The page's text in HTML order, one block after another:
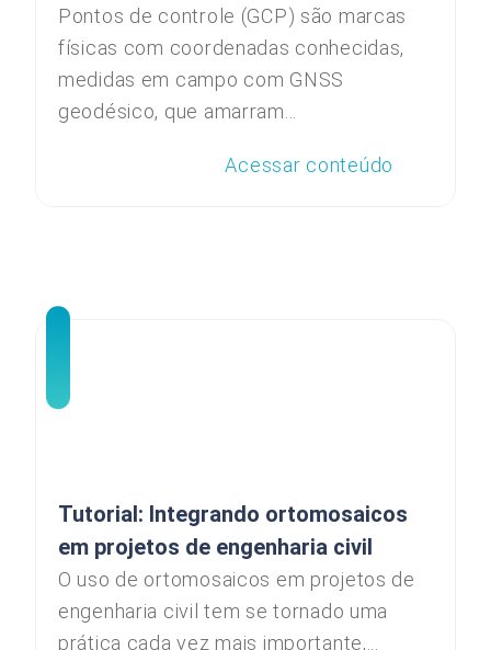
Pontos de controle (GCP) são marcas
físicas com coordenadas conhecidas,
medidas em campo com GNSS
geodésico, que amarram...
Acessar conteúdo
Tutorial: Integrando ortomosaicos
em projetos de engenharia civil
O uso de ortomosaicos em projetos de
engenharia civil tem se tornado uma
prática cada vez mais importante,...